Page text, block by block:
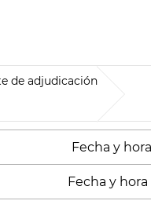
de adjudicación
Fecha y
Fecha y hora